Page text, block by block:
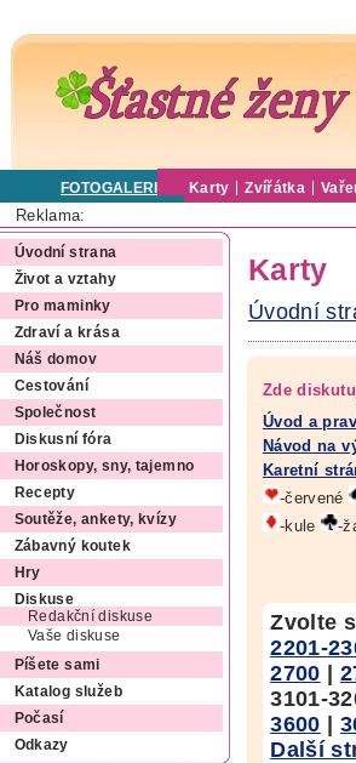
FOTOGALERIE Karty Zvířátka
Reklama:
Úvodní strana
Život a vztahy
Pro maminky
Zdraví a krása
Náš domov
Cestování
Společnost
Diskusní fóra
Horoskopy, sny, tajemno
Recepty
Soutěže, ankety, kvízy
Zábavný koutek
Hry
Diskuse
Redakční diskuse
Vaše diskuse
Píšete sami
Katalog služeb
Počasí
Odkazy
Karty
Úvodní
Zde
Úvod a
Návod na
Karetní
-červené
-kule
-
Zvolte
2201-
2700 |
3101-
3600 |
Další